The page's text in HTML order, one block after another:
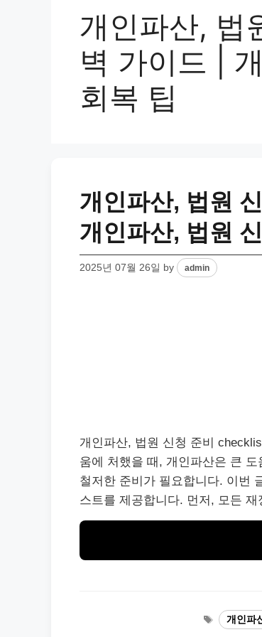
개인파산, 법
벽 가이드 |
회복 팁
개인파산, 법원
개인파산, 법원
2025년 07월 26일 by admin
개인파산, 법원 신청 준비
움에 처했을 때, 개인파산은 큰
철저한 준비가 필요합니다. 이번
스트를 제공합니다. 먼저, 모든
Tags
개인파